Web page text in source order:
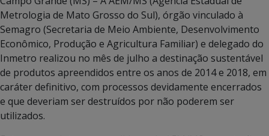
Metrologia de Mato Grosso do Sul), órgão vinculado à
Semagro (Secretaria de Meio Ambiente, Desenvolvimento
Econômico, Produção e Agricultura Familiar) e delegado do
Inmetro realizou no mês de julho a destinação sustentável
de produtos apreendidos entre os anos de 2014 e 2018, em
caráter definitivo, com processos devidamente encerrados
e que deveriam ser destruídos por não poderem ser
utilizados.